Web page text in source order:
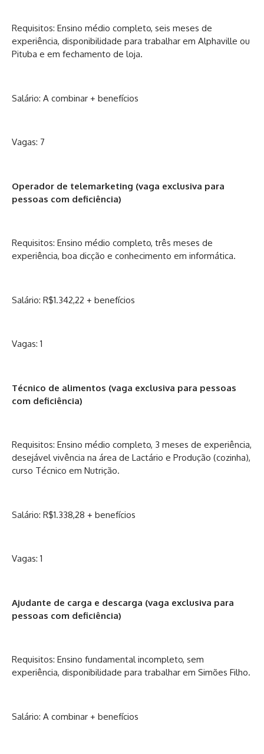
Requisitos: Ensino médio completo, seis meses de
experiência, disponibilidade para trabalhar em Alphaville ou
Pituba e em fechamento de loja.
Salário: A combinar + benefícios
Vagas: 7
Operador de telemarketing (vaga exclusiva para
pessoas com deficiência)
Requisitos: Ensino médio completo, três meses de
experiência, boa dicção e conhecimento em informática.
Salário: R$1.342,22 + benefícios
Vagas: 1
Técnico de alimentos (vaga exclusiva para pessoas
com deficiência)
Requisitos: Ensino médio completo, 3 meses de experiência,
desejável vivência na área de Lactário e Produção (cozinha),
curso Técnico em Nutrição.
Salário: R$1.338,28 + benefícios
Vagas: 1
Ajudante de carga e descarga (vaga exclusiva para
pessoas com deficiência)
Requisitos: Ensino fundamental incompleto, sem
experiência, disponibilidade para trabalhar em Simões Filho.
Salário: A combinar + benefícios